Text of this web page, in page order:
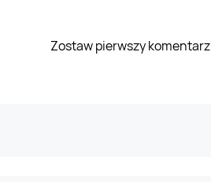
Zostaw pierwszy komentarz